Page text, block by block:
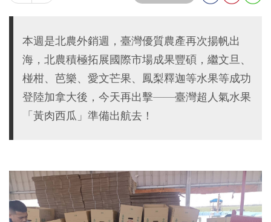
本週是北農外銷週，臺灣優質農產再次揚帆出
海，北農積極拓展國際市場成果豐碩，繼文旦、
椪柑、芭樂、愛文芒果、鳳梨釋迦等水果等成功
登陸加拿大後，今天再出擊——臺灣超人氣水果
「黃肉西瓜」準備出航去！